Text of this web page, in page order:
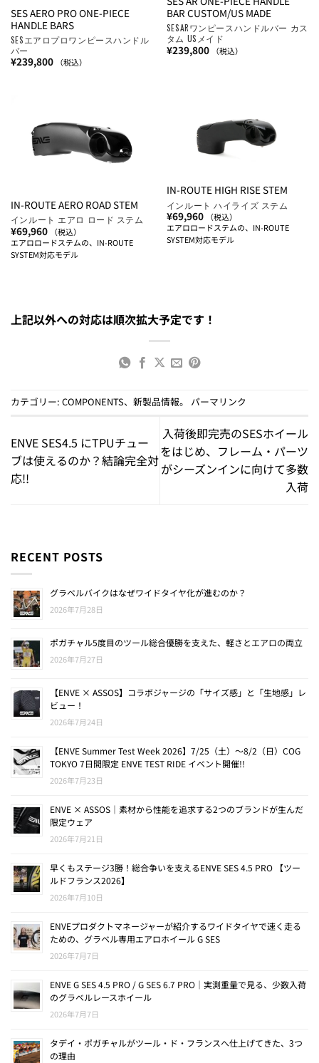
SES AERO PRO ONE-PIECE
HANDLE BARS
SESエアロプロワンピースハンドル
バー
¥239,800 （税込）
BAR CUSTOM/US MADE
SESARワンピースハンドルバー カス
タム USメイド
¥239,800 （税込）
IN-ROUTE AERO ROAD STEM
インルート エアロ ロード ステム
¥69,960
（税込）
エアロロードステムの、IN-ROUTE
SYSTEM対応モデル
IN-ROUTE HIGH RISE STEM
インルート ハイライズ ステム
¥69,960
（税込）
エアロロードステムの、IN-ROUTE
SYSTEM対応モデル
上記以外への対応は順次拡大予定です！
カテゴリー: COMPONENTS、 新製品情報。 パーマリンク
ENVE SES4.5 にTPUチュー
ブは使えるのか？結論完全対
応!!
入荷後即完売のSESホイール
をはじめ、フレーム・パーツ
がシーズンインに向けて多数
入荷
RECENT POSTS
グラベルバイクはなぜワイドタイヤ化が進むのか？
2026年7月28日
ポガチャル5度目のツール総合優勝を支えた、軽さとエアロの両立
2026年7月27日
【ENVE × ASSOS】コラボジャージの「サイズ感」と「生地感」レ
ビュー！
2026年7月24日
【ENVE Summer Test Week 2026】7/25（土）〜8/2（日）COG
TOKYO 7日間限定 ENVE TEST RIDE イベント開催!!
2026年7月23日
ENVE × ASSOS｜素材から性能を追求する2つのブランドが生んだ
限定ウェア
2026年7月21日
早くもステージ3勝！総合争いを支えるENVE SES 4.5 PRO 【ツー
ルドフランス2026】
2026年7月10日
ENVEプロダクトマネージャーが紹介するワイドタイヤで速く走る
ための、グラベル専用エアロホイール G SES
2026年7月7日
ENVE G SES 4.5 PRO / G SES 6.7 PRO｜実測重量で見る、少数入荷
のグラベルレースホイール
2026年7月7日
タデイ・ポガチャルがツール・ド・フランスへ仕上げてきた、3つ
の理由